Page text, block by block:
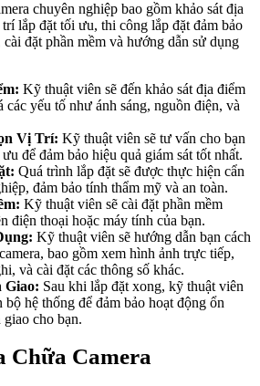
chuyên nghiệp bao gồm khảo sát địa
lắp đặt tối ưu, thi công lắp đặt đảm bảo
đặt phần mềm và hướng dẫn sử dụng
Kỹ thuật viên sẽ đến khảo sát địa điểm
các yếu tố như ánh sáng, nguồn điện, và
Vị Trí: Kỹ thuật viên sẽ tư vấn cho bạn
để đảm bảo hiệu quả giám sát tốt nhất.
Quá trình lắp đặt sẽ được thực hiện cẩn
đảm bảo tính thẩm mỹ và an toàn.
Kỹ thuật viên sẽ cài đặt phần mềm
điện thoại hoặc máy tính của bạn.
Kỹ thuật viên sẽ hướng dẫn bạn cách
bao gồm xem hình ảnh trực tiếp,
và cài đặt các thông số khác.
Giao: Sau khi lắp đặt xong, kỹ thuật viên
bộ hệ thống để đảm bảo hoạt động ổn
cho bạn.
Chữa Camera